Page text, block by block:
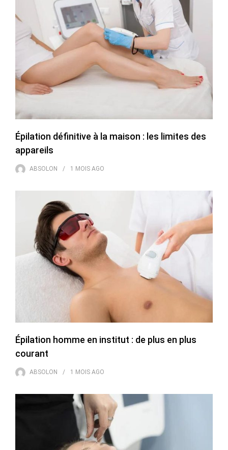
Épilation définitive à la maison : les limites des
appareils
ABSOLON 1 MOIS AGO
Épilation homme en institut : de plus en plus
courant
ABSOLON 1 MOIS AGO